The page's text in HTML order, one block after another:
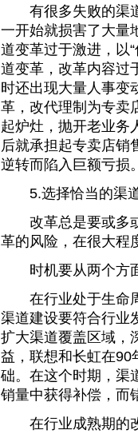
有很多失败的渠道
一开始就损害了大量
道变革过于激进，以
道变革，改革内容过
时还出现大量人事变
革，改代理制为专卖
起炉灶，抛开老业务
后就承担起专卖店销
逆转而陷入巨额亏损
5.选择恰当的渠
改革总是要或多或
革的风险，在很大程
时机要从两个方面
在行业处于生命周
渠道建设要符合行业
扩大渠道覆盖区域，
益，联想和长虹在90
础。在这个时期，渠
销量中获得补偿，而
在行业成熟期的改